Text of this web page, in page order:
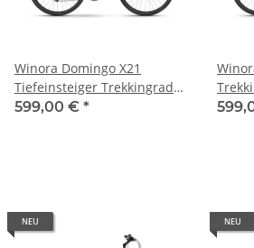
Winora Domingo X21
Tiefeinsteiger Trekkingrad
2026 | URBAN SLOPE LIGHT
599,00 € *
mist
NEU NEU